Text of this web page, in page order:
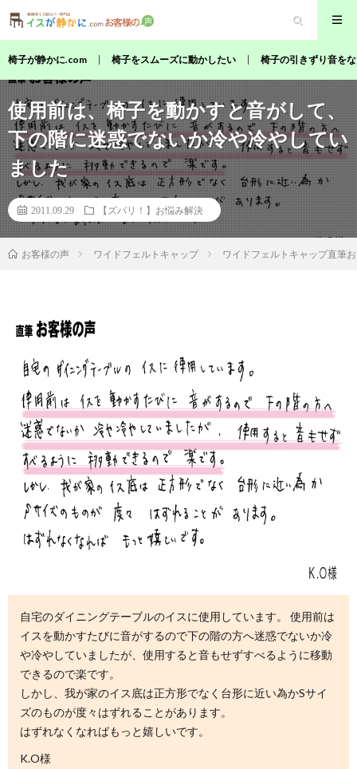
椅子が静かに.com 椅子をスムーズに動かしたい 椅子の引きずり音を
使用前は、椅子を動かすと音がして、
下の階に迷惑でないか冷や冷やしてい
ました
2011.09.29 【ズバリ！】お悩み解決
お客様の声 ワイドフェルトキャップ ワイドフェルトキャップ直筆
自宅のダイニングテーブルのイスに使用しています。 使用前は
イスを動かすたびに音がするので下の階の方へ迷惑でないか冷
や冷やしていましたが、使用すると音もせずすべるように移動
できるので楽です。
しかし、我が家のイス底は正方形でなく台形に近い為かSサイ
ズのものが度々はずれることがあります。
はずれなくなればもっと嬉しいです。
K.O様